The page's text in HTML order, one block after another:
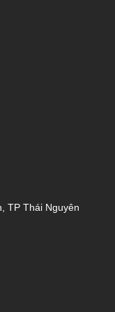
TP Thái Nguyên